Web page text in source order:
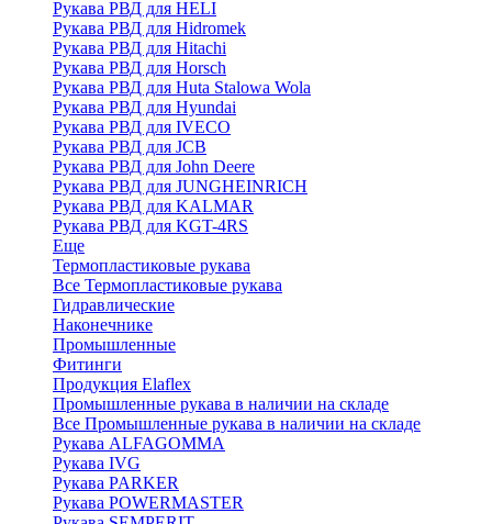
Рукава РВД для HELI
Рукава РВД для Hidromek
Рукава РВД для Hitachi
Рукава РВД для Horsch
Рукава РВД для Huta Stalowa Wola
Рукава РВД для Hyundai
Рукава РВД для IVECO
Рукава РВД для JCB
Рукава РВД для John Deere
Рукава РВД для JUNGHEINRICH
Рукава РВД для KALMAR
Рукава РВД для KGT-4RS
Еще
Термопластиковые рукава
Все Термопластиковые рукава
Гидравлические
Наконечнике
Промышленные
Фитинги
Продукция Elaflex
Промышленные рукава в наличии на складе
Все Промышленные рукава в наличии на складе
Рукава ALFAGOMMA
Рукава IVG
Рукава PARKER
Рукава POWERMASTER